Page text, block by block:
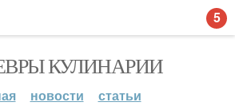
КУЛИНАРИИ
новости статьи
5